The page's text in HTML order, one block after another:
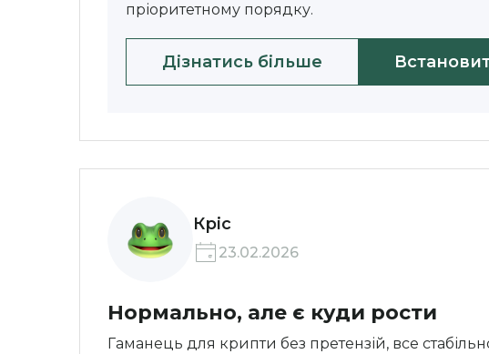
пріоритетному порядку.
Дізнатись більше
Кріс
23.02.2026
Нормально, але є куди рости
Гаманець для крипти без претензій, все